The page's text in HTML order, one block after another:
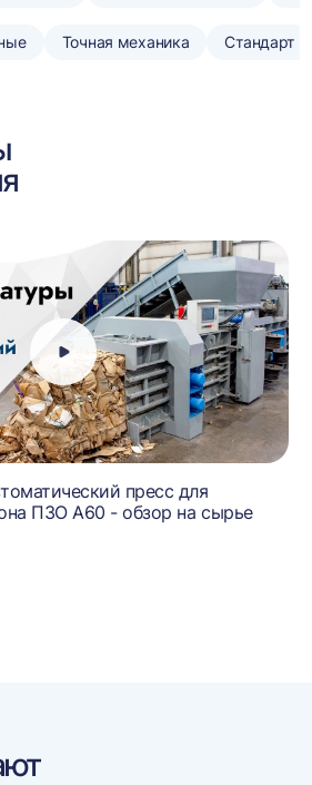
Точная механика Стандарт
пресс для
ПЗО А60 - обзор на сырье